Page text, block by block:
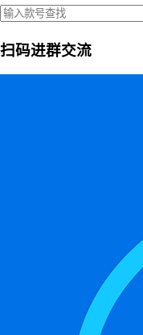
扫码进群交流